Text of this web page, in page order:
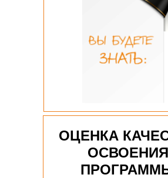
ОЦЕНКА
ОСВОЕНИЯ